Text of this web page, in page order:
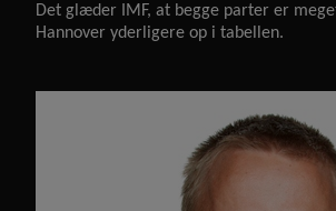
Det glæder IMF, at begge parter er
Hannover yderligere op i tabellen.